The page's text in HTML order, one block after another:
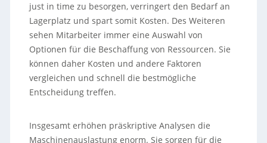
just in time zu besorgen, verringert den Bedarf an
Lagerplatz und spart somit Kosten. Des Weiteren
sehen Mitarbeiter immer eine Auswahl von
Optionen für die Beschaffung von Ressourcen. Sie
können daher Kosten und andere Faktoren
vergleichen und schnell die bestmögliche
Entscheidung treffen.
Insgesamt erhöhen präskriptive Analysen die
Maschinenauslastung enorm. Sie sorgen für die